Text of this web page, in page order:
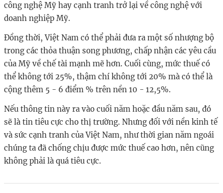
công nghệ Mỹ hay cạnh tranh trở lại về công nghệ với
doanh nghiệp Mỹ.
Đồng thời, Việt Nam có thể phải đưa ra một số nhượng bộ
trong các thỏa thuận song phương, chấp nhận các yêu cầu
của Mỹ về chế tài mạnh mẽ hơn. Cuối cùng, mức thuế có
thể không tới 25%, thậm chí không tới 20% mà có thể là
cộng thêm 5 - 6 điểm % trên nền 10 - 12,5%.
Nếu thông tin này ra vào cuối năm hoặc đầu năm sau, đó
sẽ là tin tiêu cực cho thị trường. Nhưng đối với nền kinh tế
và sức cạnh tranh của Việt Nam, như thời gian năm ngoái
chúng ta đã chống chịu được mức thuế cao hơn, nên cũng
không phải là quá tiêu cực.